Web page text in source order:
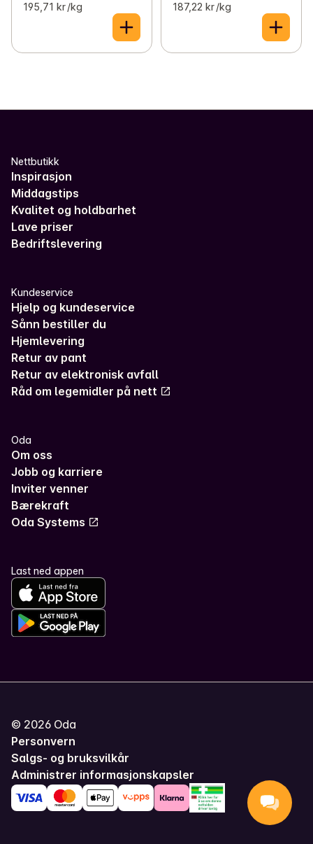
195,71 kr /kg 187,22 kr /kg
Nettbutikk
Inspirasjon
Middagstips
Kvalitet og holdbarhet
Lave priser
Bedriftslevering
Kundeservice
Hjelp og kundeservice
Sånn bestiller du
Hjemlevering
Retur av pant
Retur av elektronisk avfall
Råd om legemidler på nett
Oda
Om oss
Jobb og karriere
Inviter venner
Bærekraft
Oda Systems
Last ned appen
© 2026 Oda
Personvern
Salgs- og bruksvilkår
Administrer informasjonskapsler